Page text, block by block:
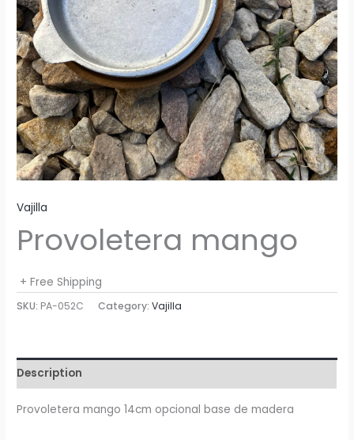
Vajilla
Provoletera mango
+ Free Shipping
SKU: PA-052C Category:Vajilla
Description
Provoletera mango 14cm opcional base de madera